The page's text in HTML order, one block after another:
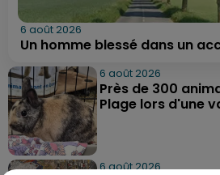
6 août 2026
Un homme blessé dans un
6 août 2026
Près de 300
Plage lors d'une
6 août 2026